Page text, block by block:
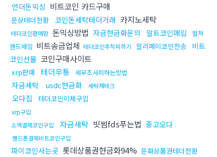
언더돈믹싱 비트코인 카드구매
문상테더전환 코인돈세탁테더거래 카지노세탁
테더코인판매함 돈믹싱방법 자금현금화문의 알트코인매입
컬쳐
랜드매입 비트송금업체 테더코인추척피하기 알리페이코인전송 비트
코인선물 코인구매사이트
xrp판매 테더무통 세무조사피하는방법
자금세탁 usdc현금화 세탁재테크
오다집 테더코인이체구입
xrp구입
소액결제코인구입
자금세탁 빗썸fds푸는법 중고오다
핸드폰결제비트코인구입
파이코인사는곳 롯데상품권현금화94% 문화상품권테더전환